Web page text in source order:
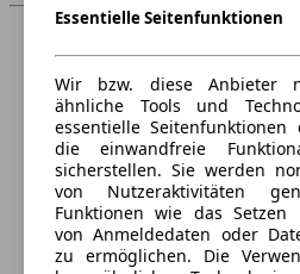
Essentielle Seitenfunktionen
Wir bzw. diese Anbieter
ähnliche Tools und
essentielle
die einwandfreie
sicherstellen. Sie werden
von Nutzeraktivitäten
Funktionen wie das Setzen
von Anmeldedaten oder
zu ermöglichen. Die